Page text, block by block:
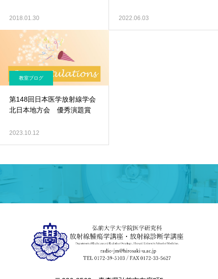
2018.01.30 2022.06.03
教室ブログ
第148回日本医学放射線学会
北日本地方会 優秀演題賞
2023.10.12